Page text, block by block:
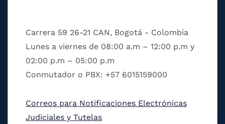
Carrera 59 26-21 CAN, Bogotá - Colombia
Lunes a viernes de 08:00 a.m – 12:00 p.m y
02:00 p.m – 05:00 p.m
Conmutador o PBX: +57 6015159000
Correos para Notificaciones Electrónicas
Judiciales y Tutelas